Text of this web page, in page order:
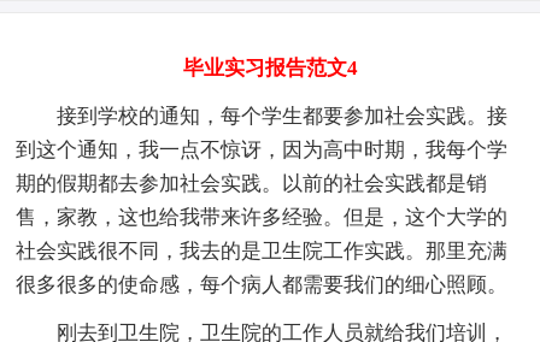
毕业实习报告范文4
接到学校的通知，每个学生都要参加社会实践。接
到这个通知，我一点不惊讶，因为高中时期，我每个学
期的假期都去参加社会实践。以前的社会实践都是销
售，家教，这也给我带来许多经验。但是，这个大学的
社会实践很不同，我去的是卫生院工作实践。那里充满
很多很多的使命感，每个病人都需要我们的细心照顾。
刚去到卫生院，卫生院的工作人员就给我们培训，